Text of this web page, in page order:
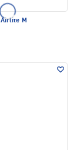
Airlite M